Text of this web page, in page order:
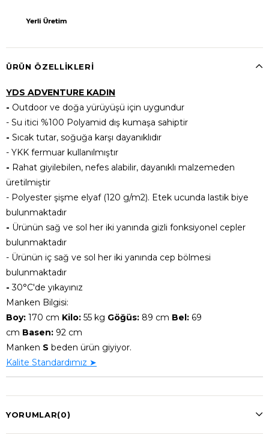
ÜRÜN ÖZELLIKLERI
YDS ADVENTURE KADIN
- Outdoor ve doğa yürüyüşü için uygundur
- Su itici %100 Polyamid dış kumaşa sahiptir
- Sıcak tutar, soğuğa karşı dayanıklıdır
- YKK fermuar kullanılmıştır
- Rahat giyilebilen, nefes alabilir, dayanıklı malzemeden
üretilmiştir
- Polyester şişme elyaf (120 g/m2). Etek ucunda lastik biye
bulunmaktadır
- Ürünün sağ ve sol her iki yanında gizli fonksiyonel cepler
bulunmaktadır
- Ürünün iç sağ ve sol her iki yanında cep bölmesi
bulunmaktadır
-30°C'de yıkayınız
Manken Bilgisi:
Boy: 170 cm Kilo: 55 kg Göğüs: 89 cm Bel: 69
cm Basen: 92 cm
Manken S beden ürün giyiyor.
Kalite Standardımız ➤
YORUMLAR(0)